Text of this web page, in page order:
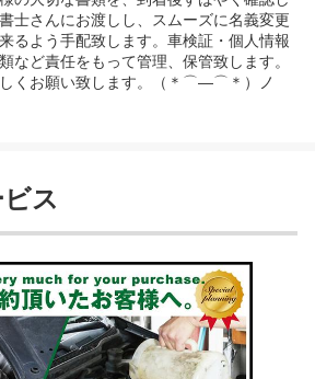
士さんにお渡しし、スムーズに名義変更
るよう手配致します。車検証・個人情報
など責任をもって管理、保管致します。
くお願い致します。（＊⌒―⌒＊）ノ
ス